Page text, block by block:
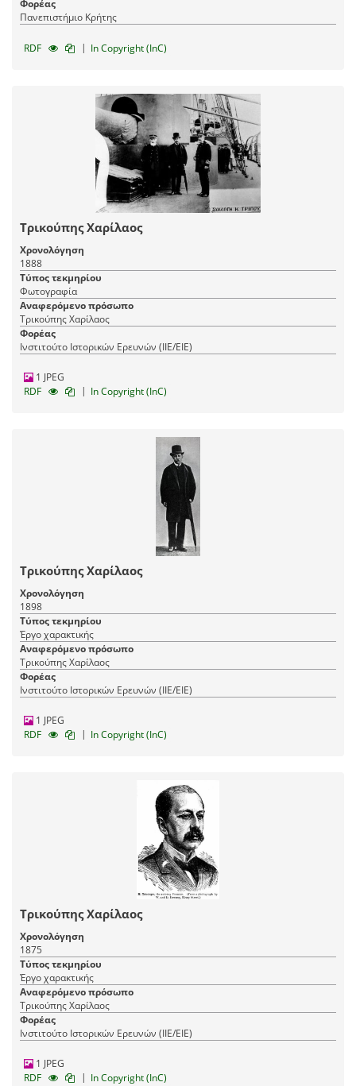
Φορέας
Πανεπιστήμιο Κρήτης
RDF | In Copyright (InC)
Τρικούπης Χαρίλαος
Χρονολόγηση
1888
Τύπος τεκμηρίου
Φωτογραφία
Αναφερόμενο πρόσωπο
Τρικούπης Χαρίλαος
Φορέας
Ινστιτούτο Ιστορικών Ερευνών (ΙΙΕ/ΕΙΕ)
1 JPEG
RDF
| In Copyright (InC)
Τρικούπης Χαρίλαος
Χρονολόγηση
1898
Τύπος τεκμηρίου
Έργο χαρακτικής
Αναφερόμενο πρόσωπο
Τρικούπης Χαρίλαος
Φορέας
Ινστιτούτο Ιστορικών Ερευνών (ΙΙΕ/ΕΙΕ)
1 JPEG
RDF
| In Copyright (InC)
Τρικούπης Χαρίλαος
Χρονολόγηση
1875
Τύπος τεκμηρίου
Έργο χαρακτικής
Αναφερόμενο πρόσωπο
Τρικούπης Χαρίλαος
Φορέας
Ινστιτούτο Ιστορικών Ερευνών (ΙΙΕ/ΕΙΕ)
1 JPEG
RDF
| In Copyright (InC)